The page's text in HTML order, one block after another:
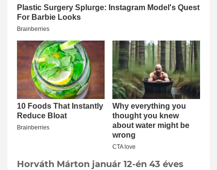
Horváth Márton január 12-én 43 éves